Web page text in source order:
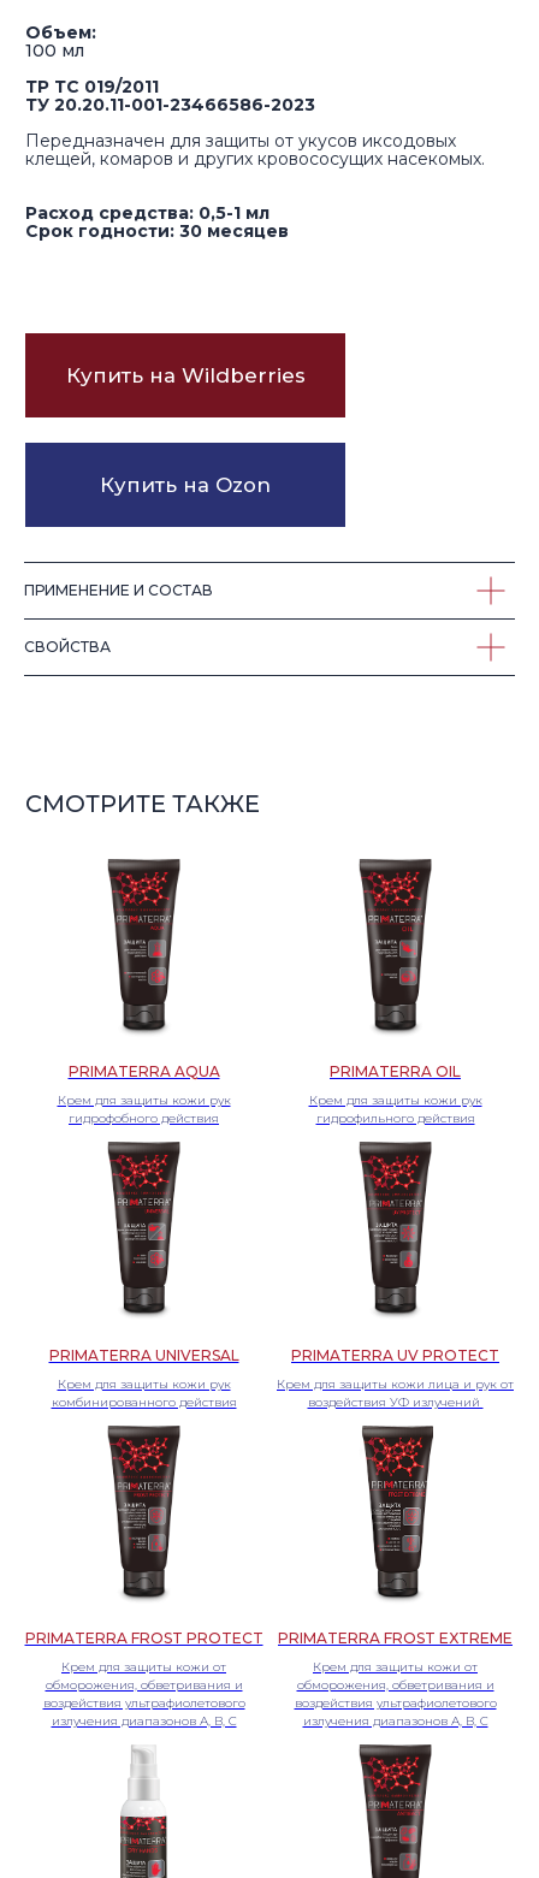
Купить на Wildberries
Купить на Ozon
ПРИМЕНЕНИЕ И СОСТАВ
СВОЙСТВА
СМОТРИТЕ ТАКЖЕ
PRIMATERRA AQUA
Крем для защиты кожи рук
гидрофобного действия
PRIMATERRA OIL
Крем для защиты кожи рук
гидрофильного действия
PRIMATERRA UNIVERSAL
Крем для защиты кожи рук
комбинированного действия
PRIMATERRA UV PROTECT
Крем для защиты кожи лица и рук от
воздействия УФ излучений
PRIMATERRA FROST PROTECT
Крем для защиты кожи от
обморожения, обветривания и
воздействия ультрафиолетового
излучения диапазонов А, В, С
PRIMATERRA FROST EXTREME
Крем для защиты кожи от
обморожения, обветривания и
воздействия ультрафиолетового
излучения диапазонов А, В, С